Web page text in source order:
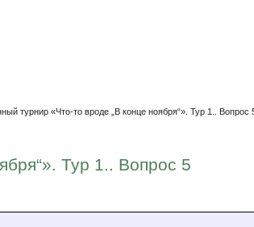
турнир «Что-то вроде „В конце ноября“». Тур 1.. Вопрос
Тур 1.. Вопрос 5